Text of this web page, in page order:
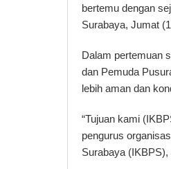
bertemu dengan
Surabaya, Jumat
Dalam pertemuan
dan Pemuda
lebih aman dan
“Tujuan kami
pengurus
Surabaya